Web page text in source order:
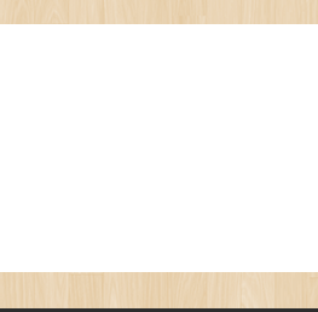
的問題 / Are You Tired of Looking at